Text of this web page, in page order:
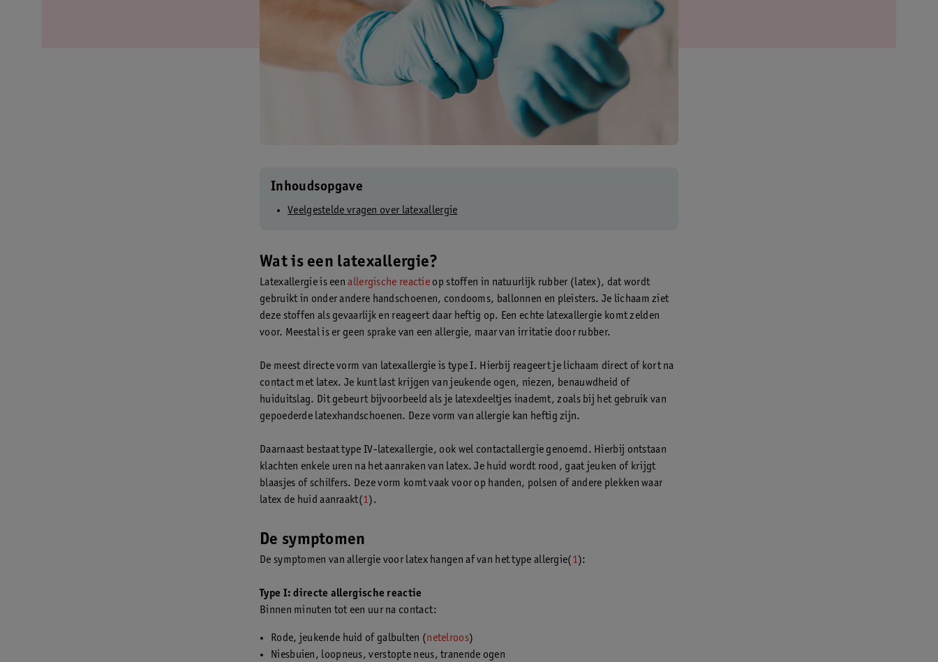
Inhoudsopgave
Veelgestelde vragen over latexallergie
Wat is een latexallergie?
Latexallergie is eenallergische reactie op stoffen in natuurlijk rubber (latex), dat wordt
gebruikt in onder andere handschoenen, condooms, ballonnen en pleisters. Je lichaam ziet
deze stoffen als gevaarlijk en reageert daar heftig op. Een echte latexallergie komt zelden
voor. Meestal is er geen sprake van een allergie, maar van irritatie door rubber.
De meest directe vorm van latexallergie is type I. Hierbij reageert je lichaam direct of kort na
contact met latex. Je kunt last krijgen van jeukende ogen, niezen, benauwdheid of
huiduitslag. Dit gebeurt bijvoorbeeld als je latexdeeltjes inademt, zoals bij het gebruik van
gepoederde latexhandschoenen. Deze vorm van allergie kan heftig zijn.
Daarnaast bestaat type IV-latexallergie, ook wel contactallergie genoemd. Hierbij ontstaan
klachten enkele uren na het aanraken van latex. Je huid wordt rood, gaat jeuken of krijgt
blaasjes of schilfers. Deze vorm komt vaak voor op handen, polsen of andere plekken waar
latex de huid aanraakt(1).
De symptomen
De symptomen van allergie voor latex hangen af van het type allergie(1):
Type I: directe allergische reactie
Binnen minuten tot een uur na contact:
Rode, jeukende huid of galbulten (netelroos)
Niesbuien, loopneus, verstopte neus, tranende ogen